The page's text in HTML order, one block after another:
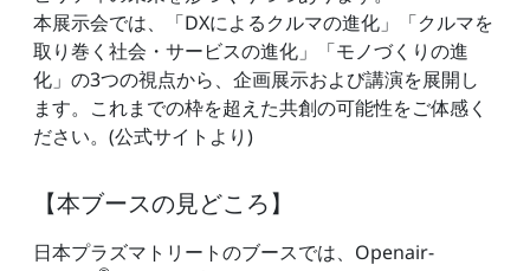
本展示会では、「DXによるクルマの進化」「クルマを
取り巻く社会・サービスの進化」「モノづくりの進
化」の3つの視点から、企画展示および講演を展開し
ます。これまでの枠を超えた共創の可能性をご体感く
ださい。(公式サイトより)
【本ブースの見どころ】
日本プラズマトリートのブースでは、Openair-